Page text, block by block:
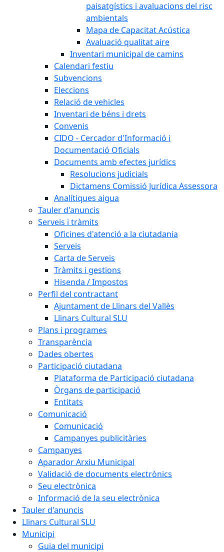
paisatgístics i avaluacions del risc
ambientals
Mapa de Capacitat Acústica
Avaluació qualitat aire
Inventari municipal de camins
Calendari festiu
Subvencions
Eleccions
Relació de vehicles
Inventari de béns i drets
Convenis
CIDO - Cercador d'Informació i
Documentació Oficials
Documents amb efectes jurídics
Resolucions judicials
Dictamens Comissió Jurídica Assessora
Analítiques aigua
Tauler d'anuncis
Serveis i tràmits
Oficines d'atenció a la ciutadania
Serveis
Carta de Serveis
Tràmits i gestions
Hisenda / Impostos
Perfil del contractant
Ajuntament de Llinars del Vallès
Llinars Cultural SLU
Plans i programes
Transparència
Dades obertes
Participació ciutadana
Plataforma de Participació ciutadana
Òrgans de participació
Entitats
Comunicació
Comunicació
Campanyes publicitàries
Campanyes
Aparador Arxiu Municipal
Validació de documents electrònics
Seu electrònica
Informació de la seu electrònica
Tauler d'anuncis
Llinars Cultural SLU
Municipi
Guia del municipi